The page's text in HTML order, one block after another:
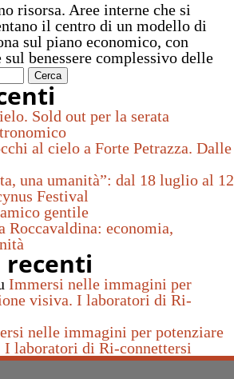
risorsa. Aree interne che si
il centro di un modello di
sul piano economico, con
benessere complessivo delle
Sold out per la serata
al cielo a Forte Petrazza. Dalle
una umanità”: dal 18 luglio al 12
Festival
gentile
economia,
recenti
Immersi nelle immagini per
visiva. I laboratori di Ri-
nelle immagini per potenziare
I laboratori di Ri-connettersi